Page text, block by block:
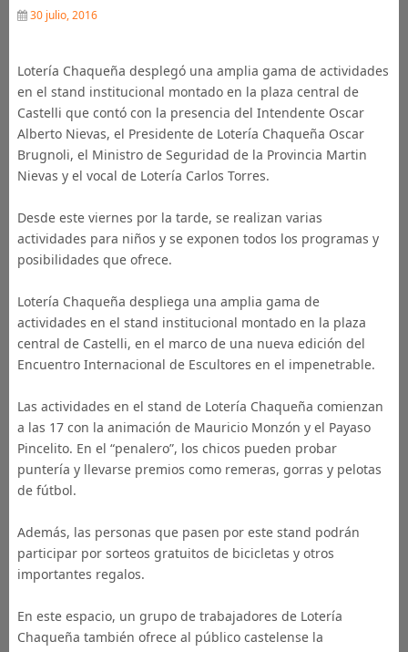
30 julio, 2016
Lotería Chaqueña desplegó una amplia gama de actividades
en el stand institucional montado en la plaza central de
Castelli que contó con la presencia del Intendente Oscar
Alberto Nievas, el Presidente de Lotería Chaqueña Oscar
Brugnoli, el Ministro de Seguridad de la Provincia Martin
Nievas y el vocal de Lotería Carlos Torres.
Desde este viernes por la tarde, se realizan varias
actividades para niños y se exponen todos los programas y
posibilidades que ofrece.
Lotería Chaqueña despliega una amplia gama de
actividades en el stand institucional montado en la plaza
central de Castelli, en el marco de una nueva edición del
Encuentro Internacional de Escultores en el impenetrable.
Las actividades en el stand de Lotería Chaqueña comienzan
a las 17 con la animación de Mauricio Monzón y el Payaso
Pincelito. En el “penalero”, los chicos pueden probar
puntería y llevarse premios como remeras, gorras y pelotas
de fútbol.
Además, las personas que pasen por este stand podrán
participar por sorteos gratuitos de bicicletas y otros
importantes regalos.
En este espacio, un grupo de trabajadores de Lotería
Chaqueña también ofrece al público castelense la